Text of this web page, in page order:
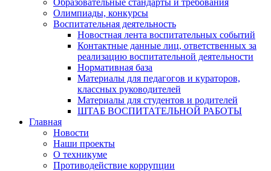
Олимпиады, конкурсы
Воспитательная деятельность
Новостная лента воспитательных событий
Контактные данные лиц, ответственных за
реализацию воспитательной деятельности
Нормативная база
Материалы для педагогов и кураторов,
классных руководителей
Материалы для студентов и родителей
ШТАБ ВОСПИТАТЕЛЬНОЙ РАБОТЫ
Главная
Новости
Наши проекты
О техникуме
Противодействие коррупции